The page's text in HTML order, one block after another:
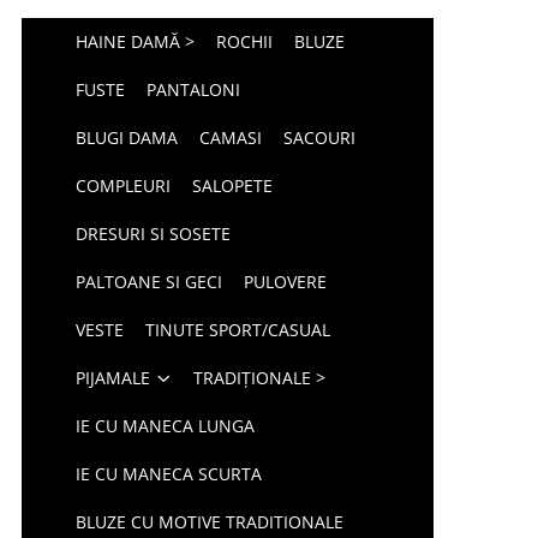
HAINE DAMĂ > ROCHII BLUZE
FUSTE PANTALONI
BLUGI DAMA CAMASI SACOURI
COMPLEURI SALOPETE
DRESURI SI SOSETE
PALTOANE SI GECI PULOVERE
VESTE TINUTE SPORT/CASUAL
PIJAMALE TRADIȚIONALE >
IE CU MANECA LUNGA
IE CU MANECA SCURTA
BLUZE CU MOTIVE TRADITIONALE